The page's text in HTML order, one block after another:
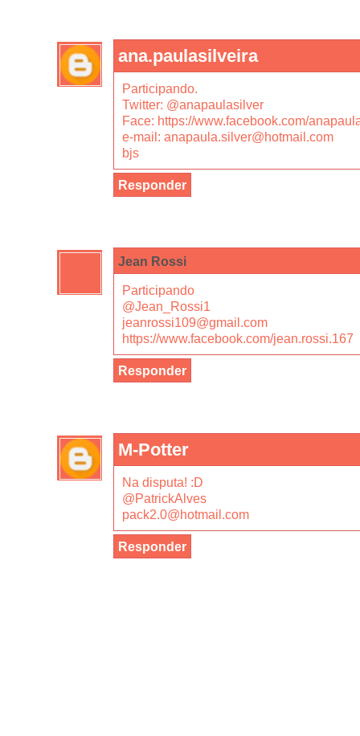
ana.paulasilveira
Participando.
Twitter: @anapaulasilver
Face: https://www.facebook.com/
e-mail: anapaula.silver@hotmail.com
bjs
Responder
Jean Rossi
Participando
@Jean_Rossi1
jeanrossi109@gmail.com
https://www.facebook.com/jean.rossi.167
Responder
M-Potter
Na disputa! :D
@PatrickAlves
pack2.0@hotmail.com
Responder